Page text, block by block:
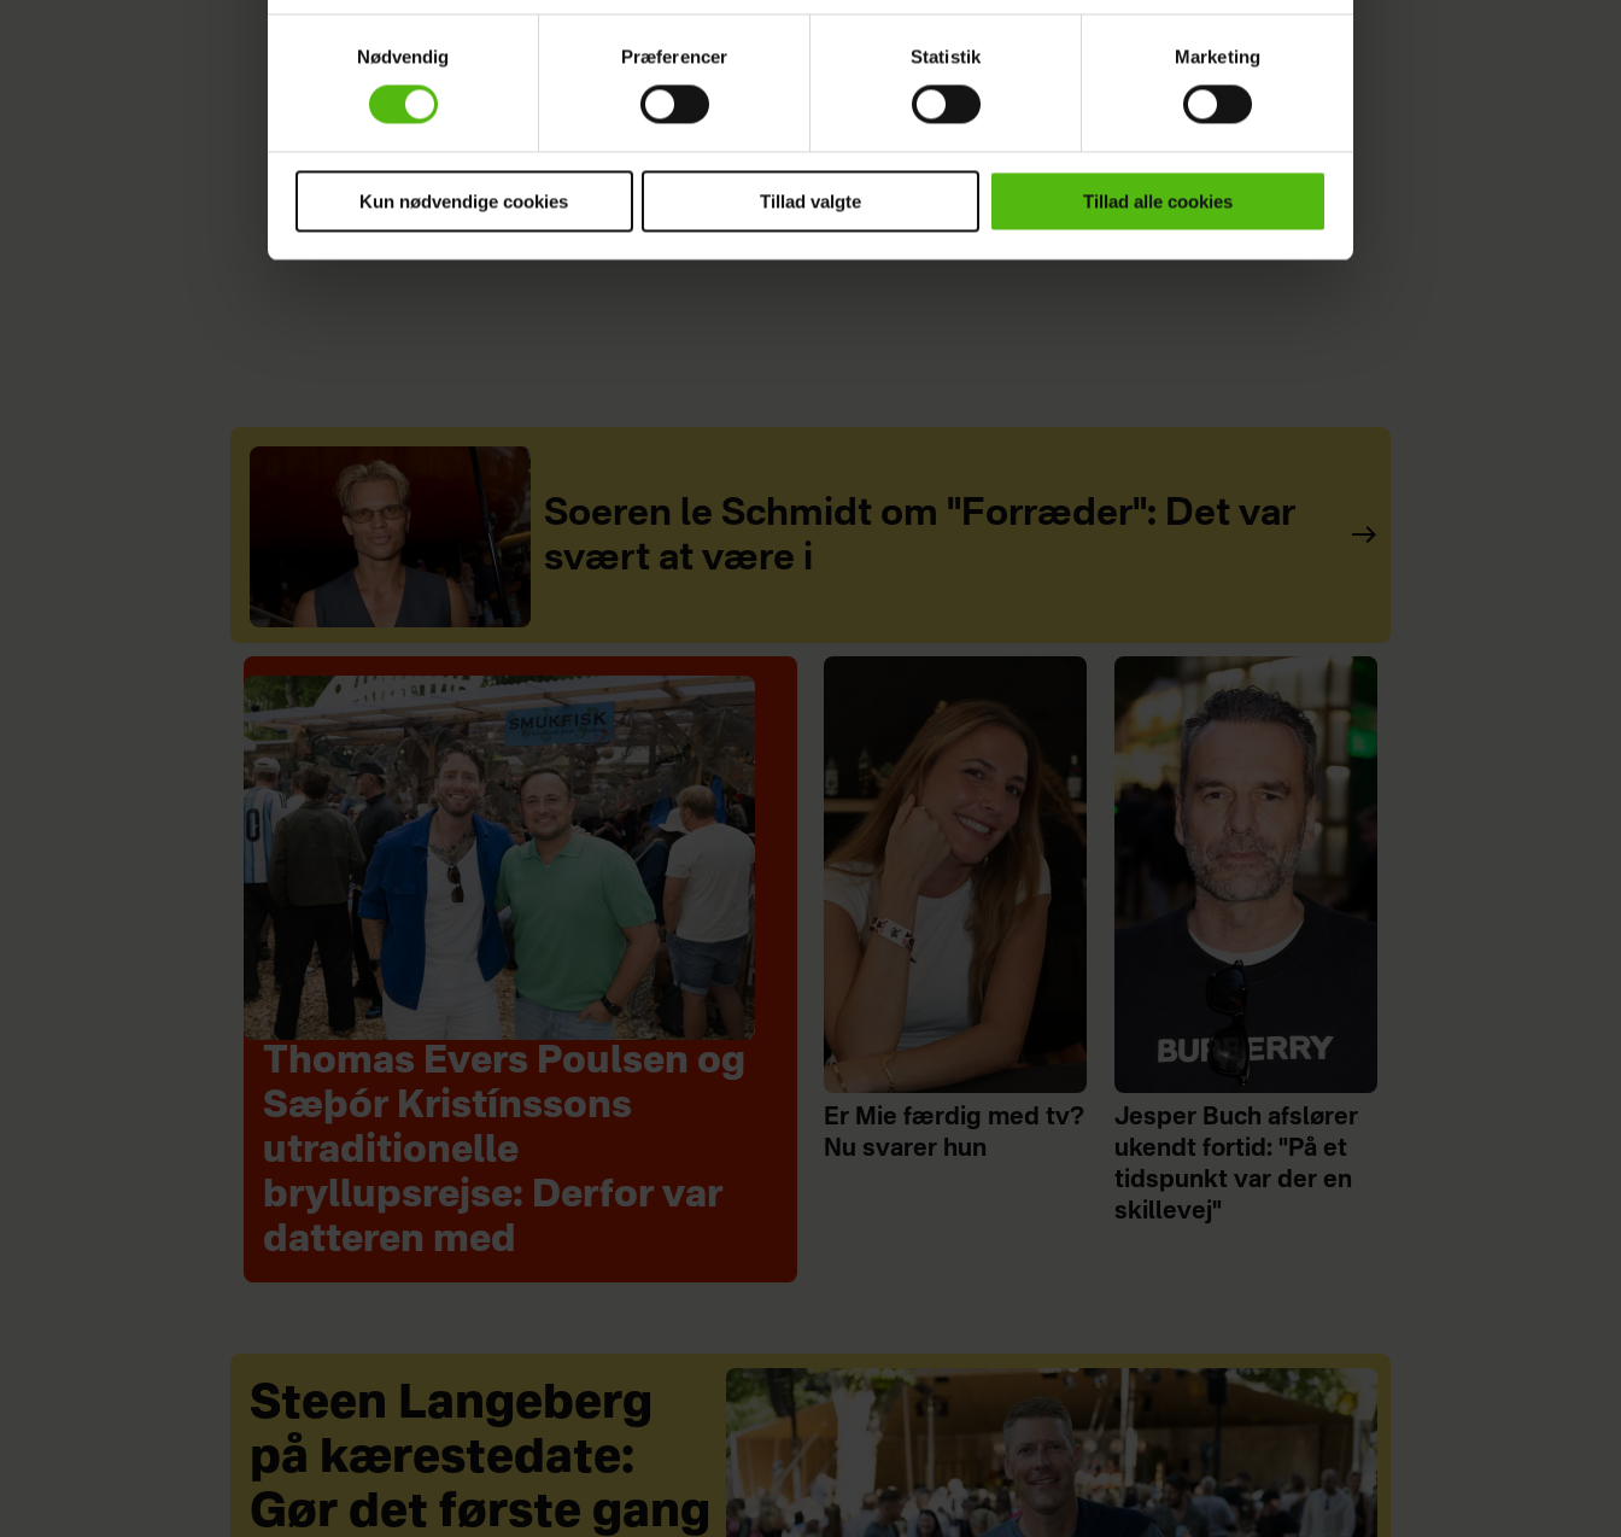
Dine valg anvendes på hele websitet.
Vi ønsker dit samtykke til at indsamle og bruge data for at kunne levere og finansiere relevant journalistisk indhold til dig.
Vi anvender egne cookies og cookies fra tredjeparter til at at optimere dit besøg på vores hjemmeside. Vi indsamler data
sociale medier.
Nødvendig
Præferencer Statistik Marketing
Kun nødvendige cookies Tillad valgte Tillad alle cookies
Læs også: AV! Stor fyringsrunde i Bronuts
REALITY PARADISE HOTEL NYHEDER
Soeren le Schmidt om "Forræder": Det var
svært at være i
Thomas Evers Poulsen og
Sæþór Kristínssons
utraditionelle
bryllupsrejse: Derfor var
datteren med
Er Mie færdig med tv?
Nu svarer hun
Jesper Buch afslører
ukendt fortid: "På et
tidspunkt var der en
skillevej"
Steen Langeberg
på kærestedate:
Gør det første gang